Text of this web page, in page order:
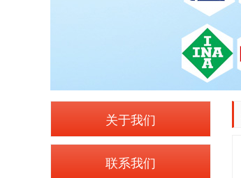
关于我们
联系我们